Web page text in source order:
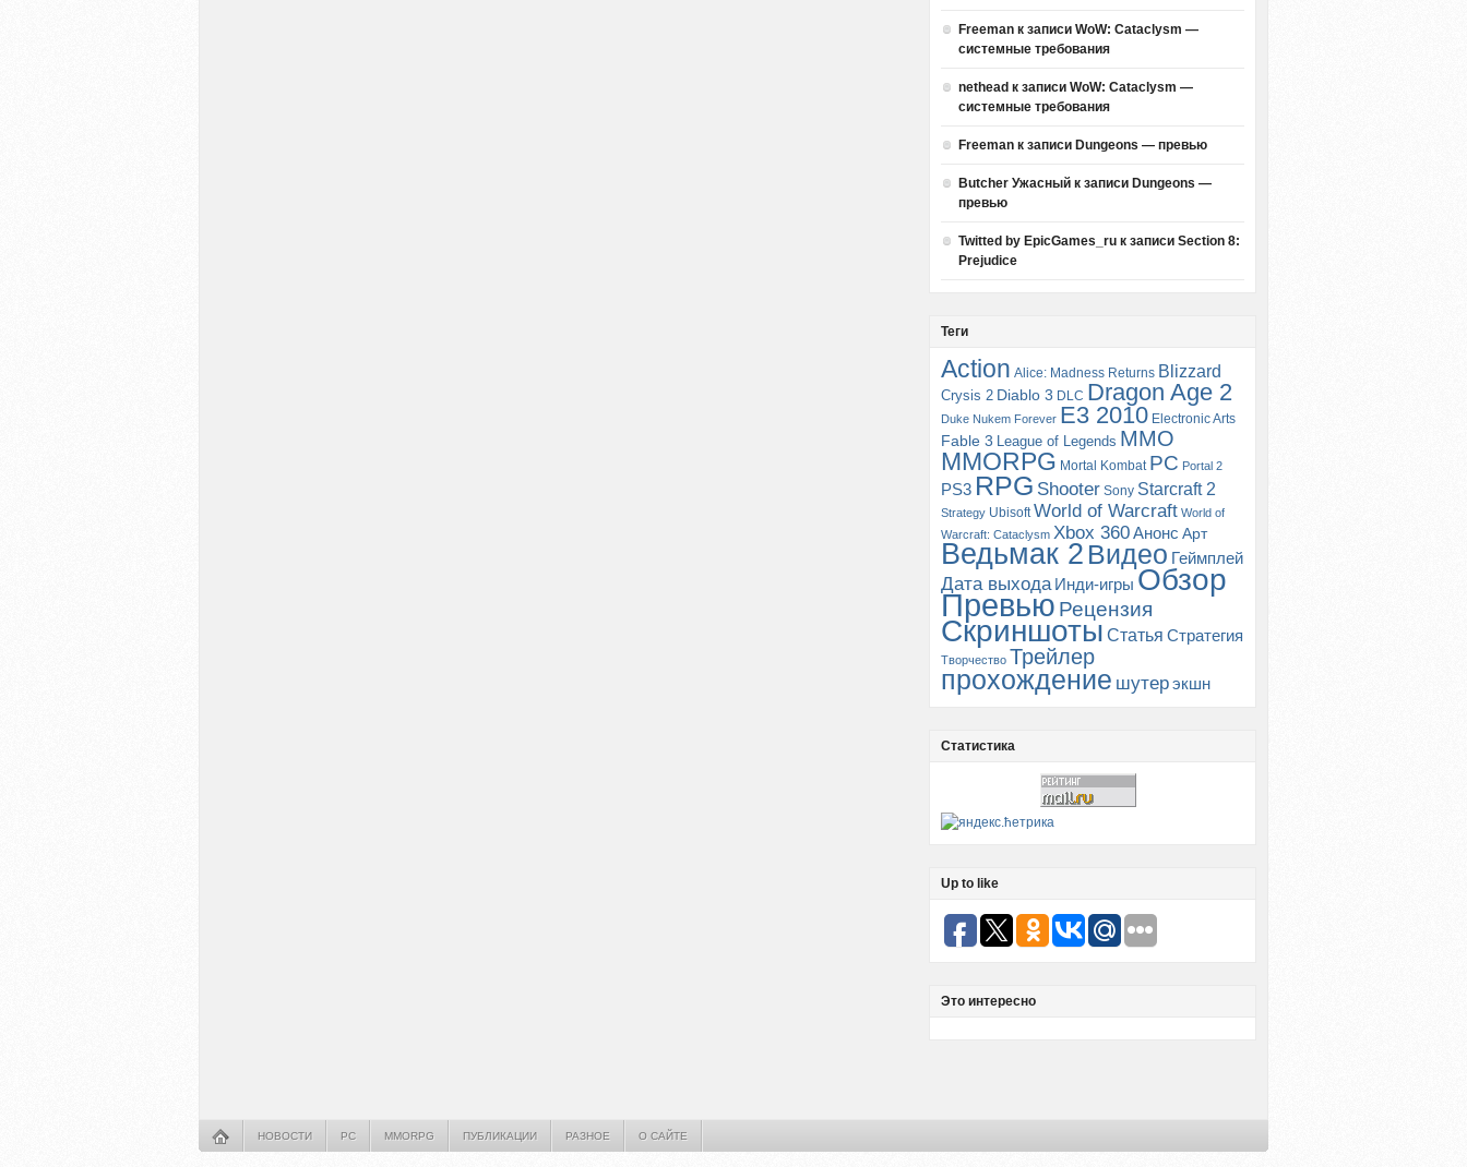
Freeman к записи WoW: Cataclysm —
системные требования
nethead к записи WoW: Cataclysm —
системные требования
Freeman к записи Dungeons — превью
Butcher Ужасный к записи Dungeons —
превью
Twitted by EpicGames_ru к записи Section 8:
Prejudice
Теги
Action Alice: Madness Returns Blizzard
Crysis 2 Diablo 3 DLC Dragon Age 2
Duke Nukem Forever E3 2010 Electronic Arts
Fable 3 League of Legends MMO
MMORPG Mortal Kombat PC Portal 2
PS3 RPG Shooter Sony Starcraft 2
Strategy Ubisoft World of Warcraft World of
Warcraft: Cataclysm Xbox 360Анонс Арт
Ведьмак 2 Видео Геймплей
Дата выхода Инди-игры Обзор
Превью Рецензия
Скриншоты Статья Стратегия
Творчество Трейлер
прохождение шутерэкшн
Статистика
Up to like
Это интересно
НОВОСТИ PC MMORPG ПУБЛИКАЦИИ РАЗНОЕ О САЙТЕ